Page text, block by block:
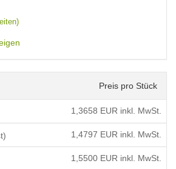
Preis pro Stück
1,3658 EUR inkl. MwSt.
1,4797 EUR inkl. MwSt.
1,5500 EUR inkl. MwSt.